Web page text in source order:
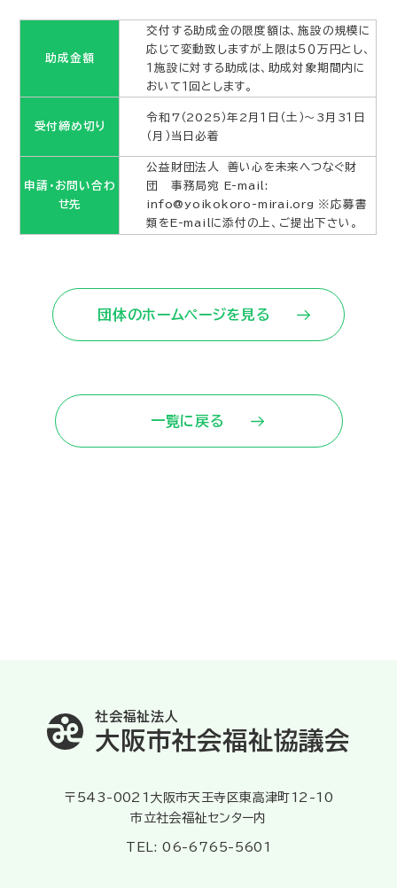
助成金額
交付する助成金の限度額は、施設の規模に
応じて変動致しますが上限は５０万円とし、
１施設に対する助成は、助成対象期間内に
おいて１回とします。
受付締め切り
令和7（2025）年2月１日（土）～3月3１日
（月）当日必着
申請・お問い合わ
せ先
公益財団法人 善い心を未来へつなぐ財
団 事務局宛 E-mail:
info@yoikokoro-mirai.org ※応募書
類をE-mailに添付の上、ご提出下さい。
団体のホームページを見る
一覧に戻る
社会福祉法人
大阪市社会福祉協議会
〒543-0021大阪市天王寺区東高津町12-10
市立社会福祉センター内
TEL: 06-6765-5601